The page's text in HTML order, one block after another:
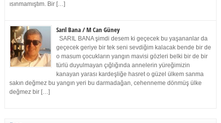
ısınmamıştım. Bir […]
Sarıl Bana / M Can Güney
SARIL BANA şimdi desem ki geçecek bu yaşananlar da
geçecek geriye bir tek seni sevdiğim kalacak bende bir de
o masum çocukların yangın mavisi gözleri belki bir de bir
türlü duyulmayan çığlığında annelerin yüreğimizin
kanayan yarası kardeşliğe hasret o güzel ülkem sanma
sakın değmez bu yangın yeri bu darmadağan, cehenneme dönmüş ülke
değmez bir […]